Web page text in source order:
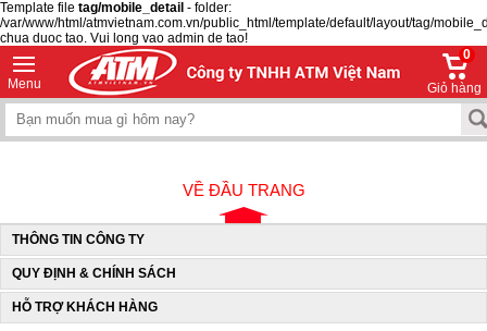
Template file tag/mobile_detail - folder:
/var/www/html/atmvietnam.com.vn/public_html/template/default/layout/tag/
chua duoc tao. Vui long vao admin de tao!
Menu
0
Giỏ hàng
VỀ ĐẦU TRANG
THÔNG TIN CÔNG TY
QUY ĐỊNH & CHÍNH SÁCH
HỖ TRỢ KHÁCH HÀNG